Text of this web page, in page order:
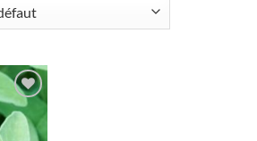
Ajouter
à la liste